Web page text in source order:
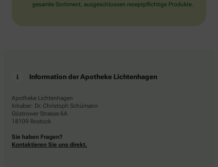
gesamte Sortiment, ausgeschlossen rezeptpflichtige Produkte.
Information der Apotheke Lichtenhagen
Apotheke Lichtenhagen
Inhaber: Dr. Christoph Schümann
Güstrower Strasse 6A
18109 Rostock
Sie haben Fragen?
Kontaktieren Sie uns direkt.